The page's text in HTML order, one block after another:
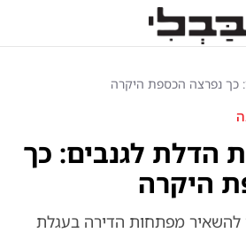
כך נפרצה הכספת היקרה
הדלת לגנבים: כך
היקרה
להשאיר מפתחות הדירה בעגלת